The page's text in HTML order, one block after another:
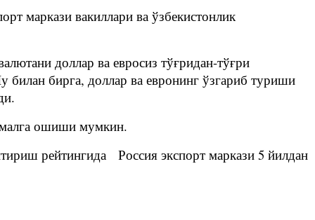
маркази вакиллари ва ўзбекистонлик
доллар ва евросиз тўғридан-тўғри
бирга, доллар ва евронинг ўзгариб туриши
ошиши мумкин.
рейтингида Россия экспорт маркази 5 йилдан